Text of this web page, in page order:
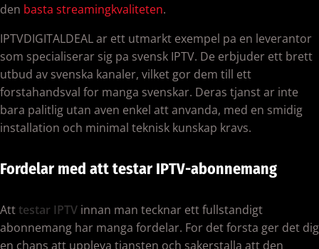
den basta streamingkvaliteten.
IPTVDIGITALDEAL ar ett utmarkt exempel pa en leverantor
som specialiserar sig pa svensk IPTV. De erbjuder ett brett
utbud av svenska kanaler, vilket gor dem till ett
forstahandsval for manga svenskar. Deras tjanst ar inte
bara palitlig utan aven enkel att anvanda, med en smidig
installation och minimal teknisk kunskap kravs.
Fordelar med att testar IPTV-abonnemang
Att testar IPTV innan man tecknar ett fullstandigt
abonnemang har manga fordelar. For det forsta ger det dig
en chans att uppleva tjansten och sakerstalla att den